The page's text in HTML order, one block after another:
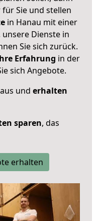
Sie und stellen
in Hanau mit einer
unsere Dienste in
Sie sich zurück.
Erfahrung in der
sich Angebote.
und erhalten
sparen, das
erhalten